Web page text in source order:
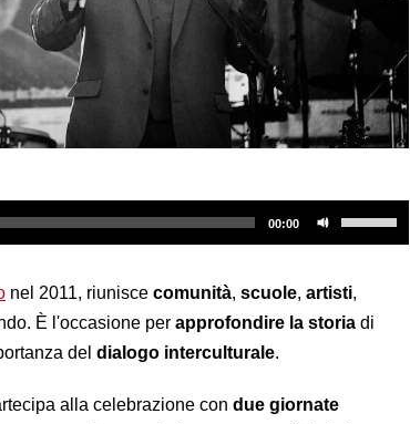
00:00
Up/Down
Arrow
to
or
nel 2011, riunisce comunità, scuole, artisti,
È l'occasione per approfondire la storia di
del dialogo interculturale.
alla celebrazione con due giornate